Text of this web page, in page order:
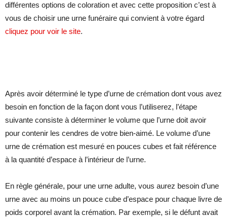
différentes options de coloration et avec cette proposition c’est à
vous de choisir une urne funéraire qui convient à votre égard
cliquez pour voir le site.
Après avoir déterminé le type d’urne de crémation dont vous avez
besoin en fonction de la façon dont vous l’utiliserez, l’étape
suivante consiste à déterminer le volume que l’urne doit avoir
pour contenir les cendres de votre bien-aimé. Le volume d’une
urne de crémation est mesuré en pouces cubes et fait référence
à la quantité d’espace à l’intérieur de l’urne.
En règle générale, pour une urne adulte, vous aurez besoin d’une
urne avec au moins un pouce cube d’espace pour chaque livre de
poids corporel avant la crémation. Par exemple, si le défunt avait